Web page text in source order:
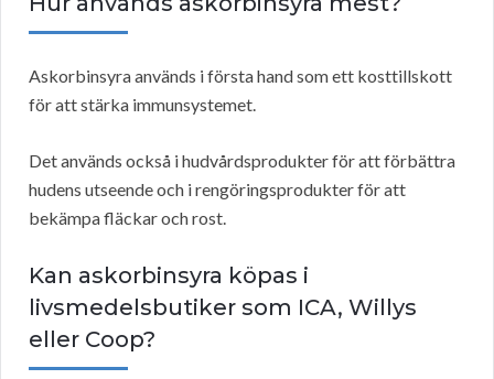
Askorbinsyra används i första hand som ett kosttillskott
för att stärka immunsystemet.
Det används också i hudvårdsprodukter för att förbättra
hudens utseende och i rengöringsprodukter för att
bekämpa fläckar och rost.
Kan askorbinsyra köpas i
livsmedelsbutiker som ICA, Willys
eller Coop?